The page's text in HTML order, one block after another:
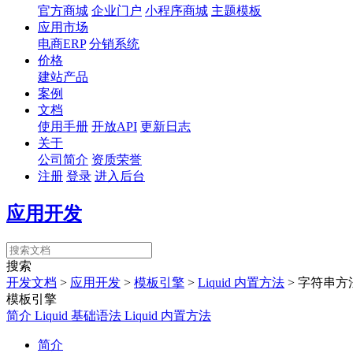
官方商城 企业门户 小程序商城 主题模板
应用市场
电商ERP 分销系统
价格
建站产品
案例
文档
使用手册 开放API 更新日志
关于
公司简介 资质荣誉
注册 登录 进入后台
应用开发
搜索
开发文档 > 应用开发 > 模板引擎 > Liquid 内置方法 > 字符串方
模板引擎
简介 Liquid 基础语法 Liquid 内置方法
简介